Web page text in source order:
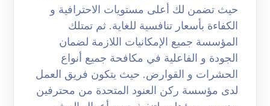
حيث تضمن لك أعلى مستويات الاحترافية و
الكفاءة بأسعار تنافسية للغاية. ثم تمتلك
المؤسسة جميع الإمكانيات اللازمة لضمان
الجودة و الفاعلية في مكافحة جميع أنواع
الحشرات و القوارض. حيث يتكون فريق العمل
لدى مؤسسة ركن العنود المتحدة من محترفين